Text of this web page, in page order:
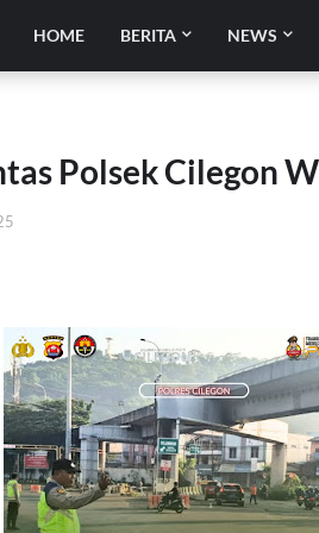
HOME BERITA NEWS
Polsek Cilegon